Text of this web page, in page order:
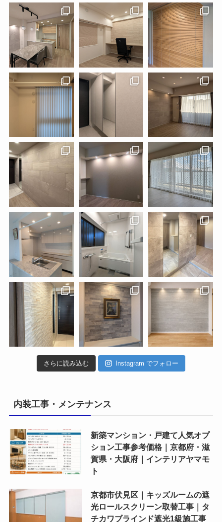
さらに読み込む Instagram でフォロー
内装工事・メンテナンス
新築マンション・戸建て人気オプ
ション工事参考価格｜京都府・滋
賀県・大阪府｜インテリアヤマモ
ト
京都市伏見区｜キッズルームの遮
光ロールスクリーン取替工事｜タ
チカワブラインド遮光1級施工事